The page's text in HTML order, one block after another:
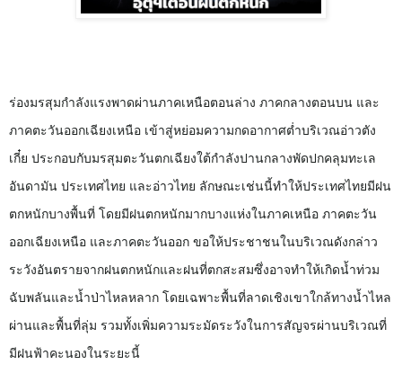
ร่องมรสุมกำลังแรงพาดผ่านภาคเหนือตอนล่าง ภาคกลางตอนบน และ
ภาคตะวันออกเฉียงเหนือ เข้าสู่หย่อมความกดอากาศต่ำบริเวณอ่าวตัง
เกี๋ย ประกอบกับมรสุมตะวันตกเฉียงใต้กำลังปานกลางพัดปกคลุมทะเล
อันดามัน ประเทศไทย และอ่าวไทย ลักษณะเช่นนี้ทำให้ประเทศไทยมีฝน
ตกหนักบางพื้นที่ โดยมีฝนตกหนักมากบางแห่งในภาคเหนือ ภาคตะวัน
ออกเฉียงเหนือ และภาคตะวันออก ขอให้ประชาชนในบริเวณดังกล่าว
ระวังอันตรายจากฝนตกหนักและฝนที่ตกสะสมซึ่งอาจทำให้เกิดน้ำท่วม
ฉับพลันและน้ำป่าไหลหลาก โดยเฉพาะพื้นที่ลาดเชิงเขาใกล้ทางน้ำไหล
ผ่านและพื้นที่ลุ่ม รวมทั้งเพิ่มความระมัดระวังในการสัญจรผ่านบริเวณที่
มีฝนฟ้าคะนองในระยะนี้